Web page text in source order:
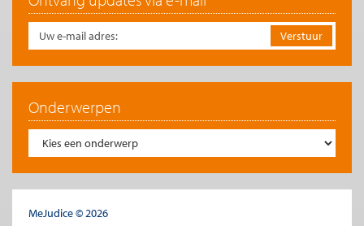
Afbeelding ‘Balkenbrij’ van Roel Wijnants (CC BY-NC 2.0)
Onderwerpen
MeJudice © 2026